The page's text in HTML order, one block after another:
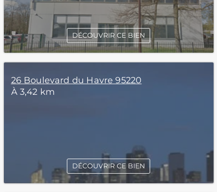
DÉCOUVRIR CE BIEN
26 Boulevard du Havre 95220
À 3,42 km
DÉCOUVRIR CE BIEN